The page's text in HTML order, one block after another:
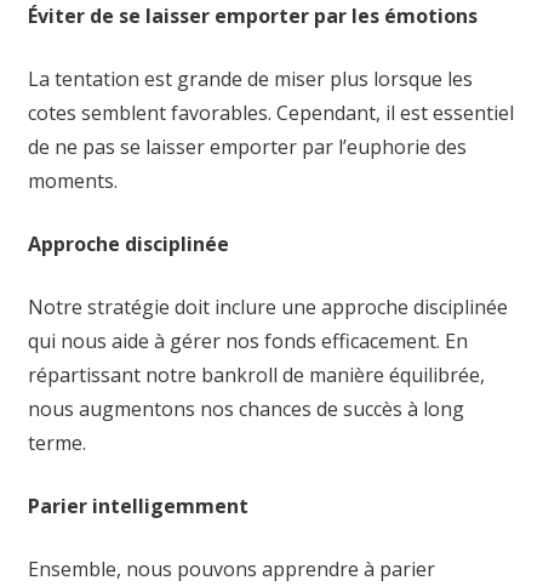
Éviter de se laisser emporter par les émotions
La tentation est grande de miser plus lorsque les
cotes semblent favorables. Cependant, il est essentiel
de ne pas se laisser emporter par l’euphorie des
moments.
Approche disciplinée
Notre stratégie doit inclure une approche disciplinée
qui nous aide à gérer nos fonds efficacement. En
répartissant notre bankroll de manière équilibrée,
nous augmentons nos chances de succès à long
terme.
Parier intelligemment
Ensemble, nous pouvons apprendre à parier